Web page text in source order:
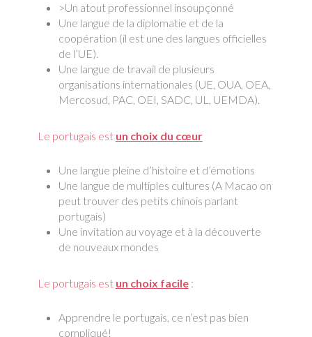
>Un atout professionnel insoupçonné
Une langue de la diplomatie et de la
coopération (il est une des langues officielles
de l’UE).
Une langue de travail de plusieurs
organisations internationales (UE, OUA, OEA,
Mercosud, PAC, OEI, SADC, UL, UEMDA).
Le portugais est un choix du cœur
Une langue pleine d’histoire et d’émotions
Une langue de multiples cultures (A Macao on
peut trouver des petits chinois parlant
portugais)
Une invitation au voyage et à la découverte
de nouveaux mondes
Le portugais est un choix facile:
Apprendre le portugais, ce n’est pas bien
compliqué!